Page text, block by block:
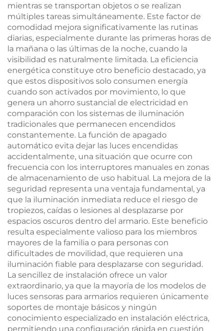
mientras se transportan objetos o se realizan
múltiples tareas simultáneamente. Este factor de
comodidad mejora significativamente las rutinas
diarias, especialmente durante las primeras horas de
la mañana o las últimas de la noche, cuando la
visibilidad es naturalmente limitada. La eficiencia
energética constituye otro beneficio destacado, ya
que estos dispositivos solo consumen energía
cuando son activados por movimiento, lo que
genera un ahorro sustancial de electricidad en
comparación con los sistemas de iluminación
tradicionales que permanecen encendidos
constantemente. La función de apagado
automático evita dejar las luces encendidas
accidentalmente, una situación que ocurre con
frecuencia con los interruptores manuales en zonas
de almacenamiento de uso habitual. La mejora de la
seguridad representa una ventaja fundamental, ya
que la iluminación inmediata reduce el riesgo de
tropiezos, caídas o lesiones al desplazarse por
espacios oscuros dentro del armario. Este beneficio
resulta especialmente valioso para los miembros
mayores de la familia o para personas con
dificultades de movilidad, que requieren una
iluminación fiable para desplazarse con seguridad.
La sencillez de instalación ofrece un valor
extraordinario, ya que la mayoría de los modelos de
luces sensoras para armarios requieren únicamente
soportes de montaje básicos y ningún
conocimiento especializado en instalación eléctrica,
permitiendo una configuración rápida en cuestión